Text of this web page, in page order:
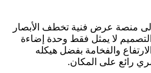
منصة عرض فنية تخطف الأبصار
لا يمثل فقط وحدة إضاءة
والفخامة بفضل هيكله
رائع على المكان.